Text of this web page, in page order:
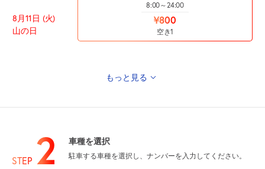
8月11日 (火)
山の日
8:00～24:00
¥800
空き1
8月13日 (木) ¥750
もっと見る
STEP 2 車種を選択
駐車する車種を選択し、ナンバーを入力してください。